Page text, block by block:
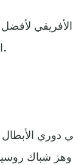
البريطانية (بي.بي.سي) لأفضل لاعب أفريقي.
دوري
وهز شباك